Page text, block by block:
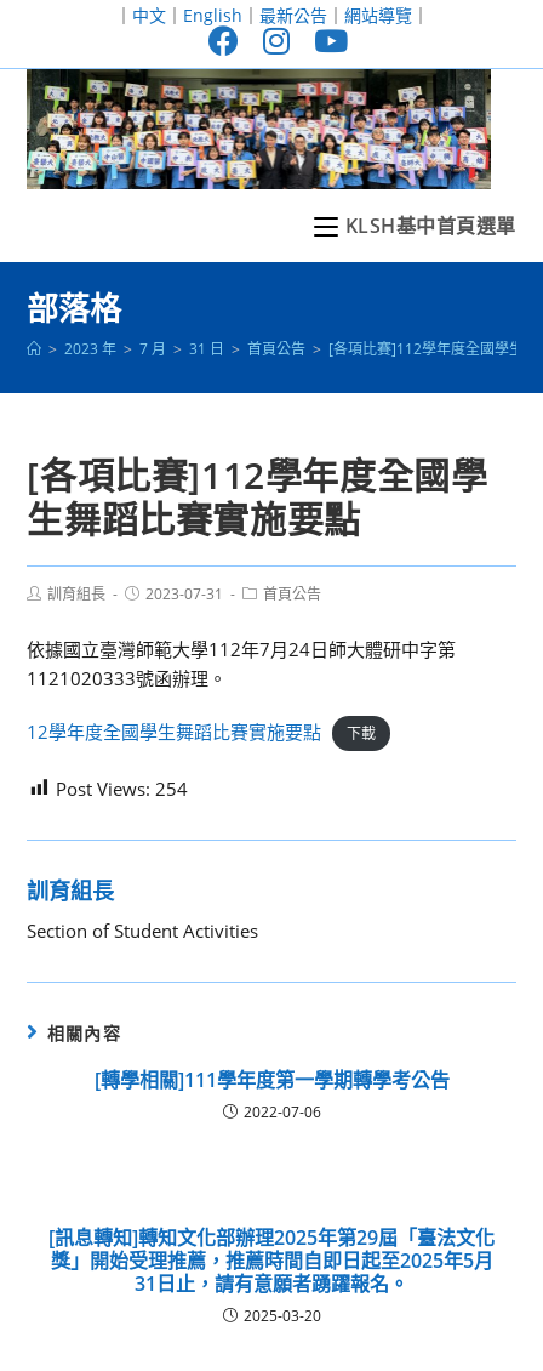
至
｜ 中文｜ English ｜ 最新公告｜ 網站導覽｜
KLSH基中首頁選單
部落格
> 2023 年 > 7 月 > 31 日 > 首頁公告 > [各項比賽]112學年度全國學生
[各項比賽]112學年度全國學
生舞蹈比賽實施要點
Post訓育組長
Post2023-07-31
Post首頁公告
依據國立臺灣師範大學112年7月24日師大體研中字第
1121020333號函辦理。
12學年度全國學生舞蹈比賽實施要點 下載
Post Views: 254
訓育組長
Section of Student Activities
相關內容
[轉學相關]111學年度第一學期轉學考公告
2022-07-06
[訊息轉知]轉知文化部辦理2025年第29屆「臺法文化
獎」開始受理推薦，推薦時間自即日起至2025年5月
31日止，請有意願者踴躍報名。
2025-03-20